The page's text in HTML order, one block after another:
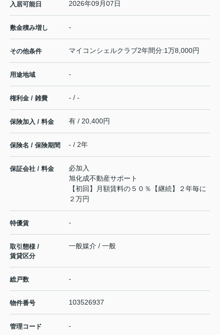
入居可能日 2026年09月07日
敷金積み増し -
その他条件 マイコンシェルクラブ2年間分:1万8,000円
用途地域 -
権利金 / 雑費 - / -
保険加入 / 料金 有 / 20,400円
保険名 / 保険期間 - / 2年
保証会社 / 料金
必加入
旭化成不動産サポート
【初回】月額賃料の５０％【継続】２年毎に
２万円
特優賃 -
取引態様 /
賃貸区分
一般媒介 / 一般
総戸数 -
物件番号 103526937
管理コード -